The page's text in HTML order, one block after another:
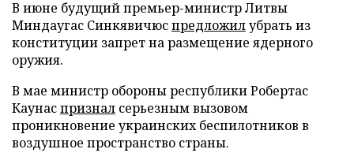
В июне будущий премьер-министр Литвы
Миндаугас Синкявичюспредложилубрать из
конституции запрет на размещение ядерного
оружия.
В мае министр обороны республики Робертас
Каунаспризнал серьезным вызовом
проникновение украинских беспилотников в
воздушное пространство страны.